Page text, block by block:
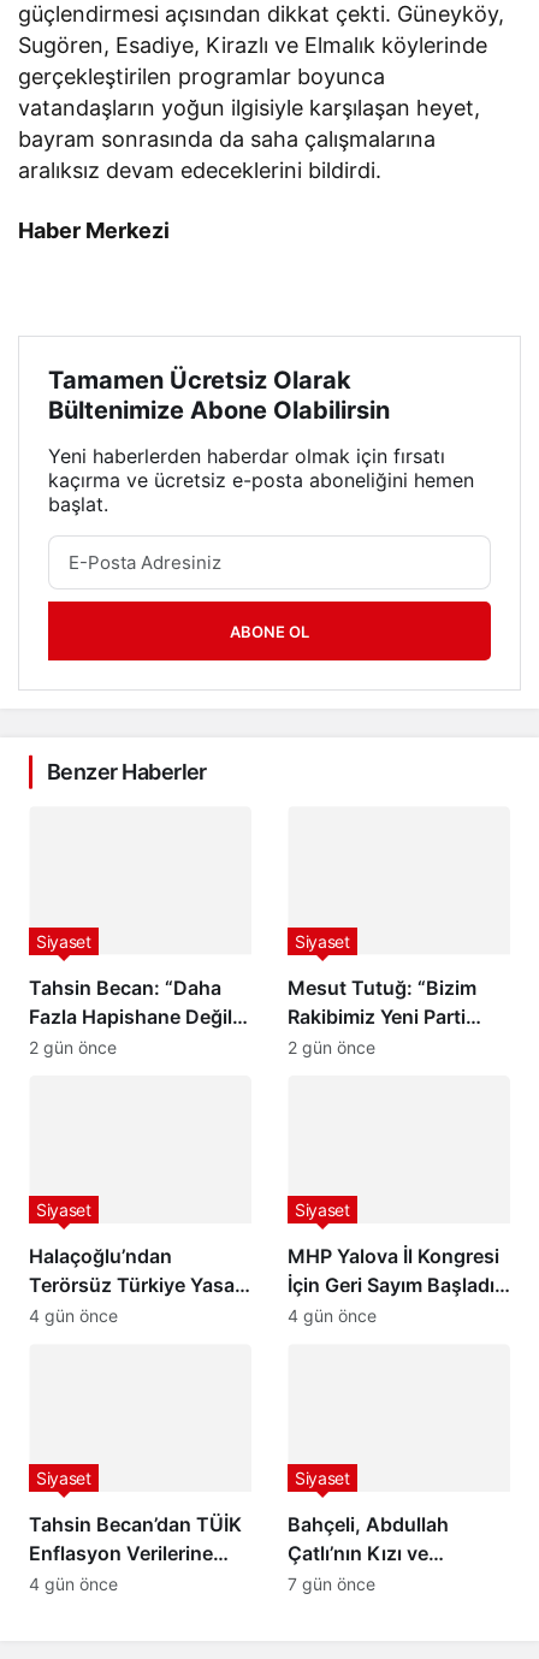
güçlendirmesi açısından dikkat çekti. Güneyköy,
Sugören, Esadiye, Kirazlı ve Elmalık köylerinde
gerçekleştirilen programlar boyunca
vatandaşların yoğun ilgisiyle karşılaşan heyet,
bayram sonrasında da saha çalışmalarına
aralıksız devam edeceklerini bildirdi.
Haber Merkezi
Tamamen Ücretsiz Olarak
Bültenimize Abone Olabilirsin
Yeni haberlerden haberdar olmak için fırsatı
kaçırma ve ücretsiz e-posta aboneliğini hemen
başlat.
ABONE OL
Benzer Haberler
Tahsin Becan: “Daha
Fazla Hapishane Değil,
Daha Fazla Okul
Siyaset
2 gün önce
Mesut Tutuğ: “Bizim
Rakibimiz Yeni Parti
Değil, AK Parti’dir”
Siyaset
2 gün önce
Halaçoğlu’ndan
Terörsüz Türkiye Yasası
İçin 10 Kritik Soru
Siyaset
4 gün önce
MHP Yalova İl Kongresi
İçin Geri Sayım Başladı:
Davetiye Devlet
Siyaset
4 gün önce
Tahsin Becan’dan TÜİK
Enflasyon Verilerine
Sert Tepki: “Düşen
Siyaset
4 gün önce
Bahçeli, Abdullah
Çatlı’nın Kızı ve
Torununu Kabul Etti:
Siyaset
7 gün önce